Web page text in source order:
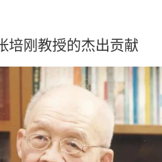
培刚教授的杰出贡献